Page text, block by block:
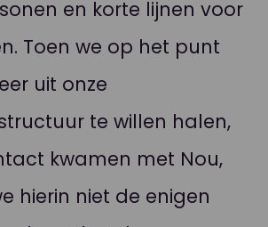
en korte lijnen voor
Toen we op het punt
uit onze
te willen halen,
kwamen met Nou,
hierin niet de enigen